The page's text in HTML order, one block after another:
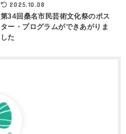
2025.10.08
第34回桑名市民芸術文化祭のポス
ター・プログラムができあがりま
した